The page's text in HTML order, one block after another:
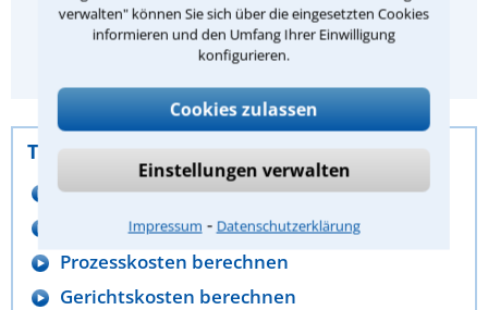
verwalten" können Sie sich über die eingesetzten Cookies
informieren und den Umfang Ihrer Einwilligung
konfigurieren.
Cookies zulassen
Einstellungen verwalten
Impressum ⁃ Datenschutzerklärung
Bisher abgegebene Bewertungen:
1240Bewertungen)
Tools
Impressum generieren
Anwaltskosten berechnen
Prozesskosten berechnen
Gerichtskosten berechnen